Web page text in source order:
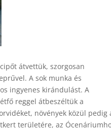
átvettük, szorgosan
A sok munka és
ingyenes kirándulást. A
reggel átbeszéltük a
növények közül pedig
területére, az